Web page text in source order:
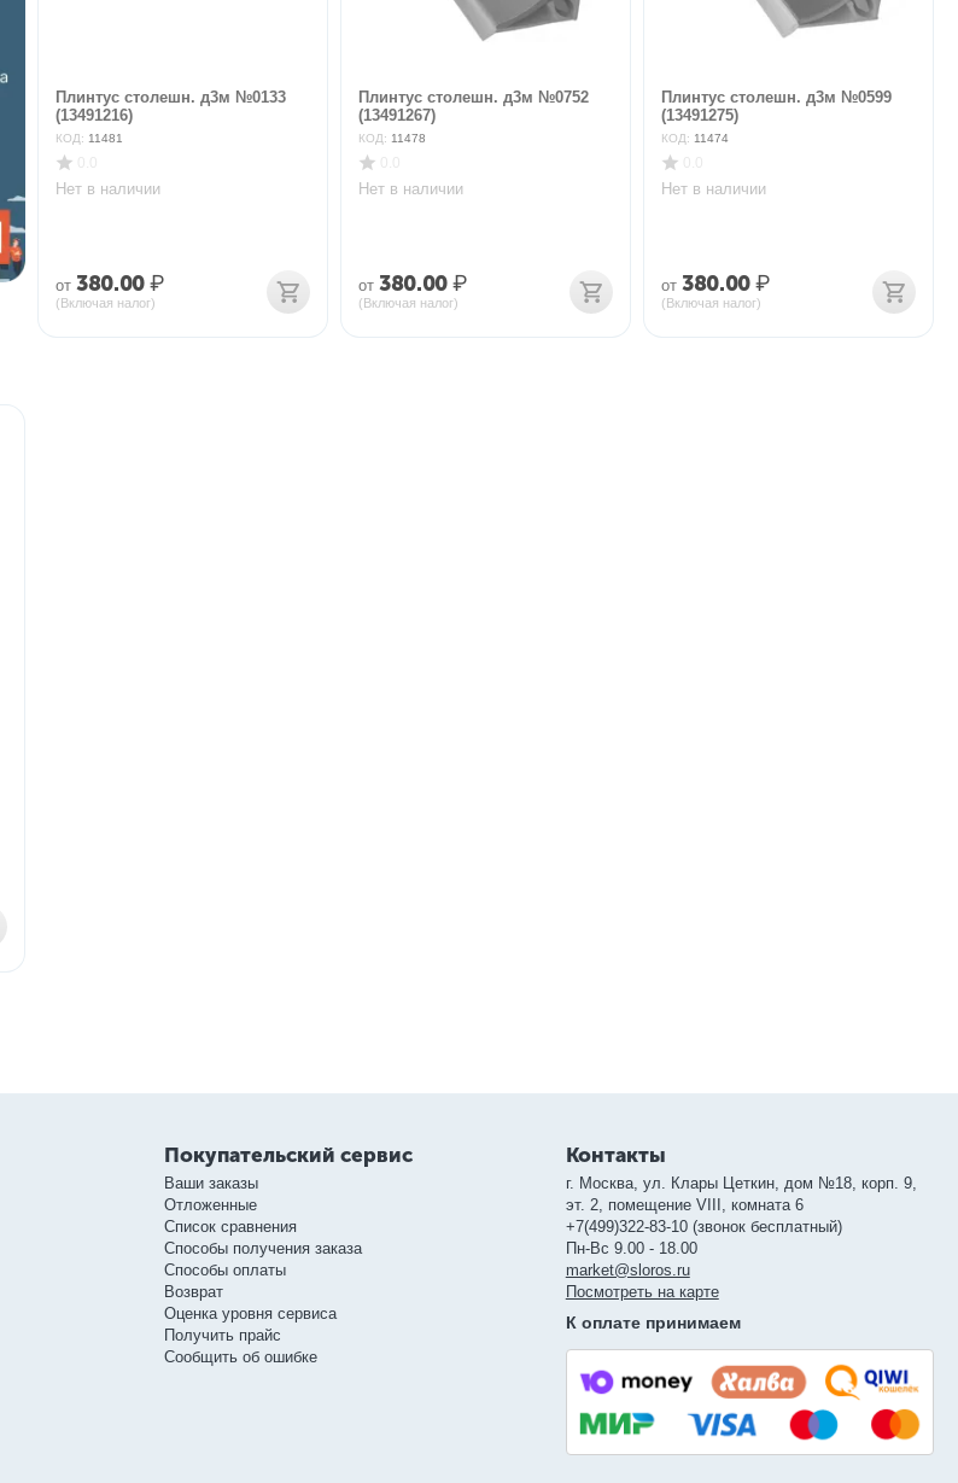
Плинтус столешн. д3м №0133
(13491216)
КОД: 11481
Нет в наличии
от 380.00₽
(Включая налог)
Плинтус столешн. д3м №0752
(13491267)
КОД: 11478
Нет в наличии
от 380.00₽
(Включая налог)
Плинтус столешн. д3м №0599
(13491275)
КОД: 11474
Нет в наличии
от 380.00₽
(Включая налог)
Покупательский сервис
Ваши заказы
Отложенные
Список сравнения
Способы получения заказа
Способы оплаты
Возврат
Оценка уровня сервиса
Получить прайс
Сообщить об ошибке
Контакты
г. Москва, ул. Клары Цеткин, дом №18, корп. 9,
эт. 2, помещение VIII, комната 6
+7(499)322-83-10 (звонок бесплатный)
Пн-Вс 9.00 - 18.00
market@sloros.ru
Посмотреть на карте
К оплате принимаем